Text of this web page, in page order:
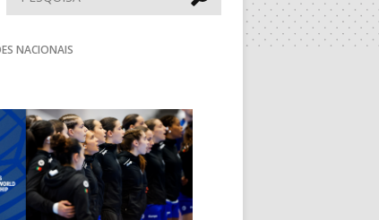
DESP. UNIDADE
MUN. STº TIRSO
DRAGÃO ARENA
NACIONAIS
Seguinte